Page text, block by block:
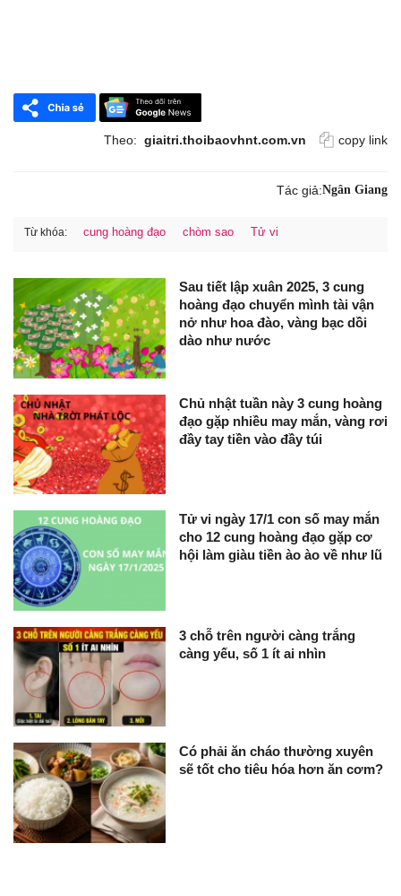
Theo: giaitri.thoibaovhnt.com.vn copy link
Tác giả:Ngân Giang
Từ khóa: cung hoàng đạo chòm sao Tử vi
Sau tiết lập xuân 2025, 3 cung
hoàng đạo chuyển mình tài vận
nở như hoa đào, vàng bạc dồi
dào như nước
Chủ nhật tuần này 3 cung hoàng
đạo gặp nhiều may mắn, vàng rơi
đầy tay tiền vào đầy túi
Tử vi ngày 17/1 con số may mắn
cho 12 cung hoàng đạo gặp cơ
hội làm giàu tiền ào ào về như lũ
3 chỗ trên người càng trắng
càng yếu, số 1 ít ai nhìn
Có phải ăn cháo thường xuyên
sẽ tốt cho tiêu hóa hơn ăn cơm?